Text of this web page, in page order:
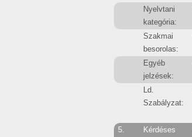
Nyelvtani
kategória:
Szakmai
besorolas:
Egyéb
jelzések:
Ld.
Szabályzat:
5.
Kérdéses